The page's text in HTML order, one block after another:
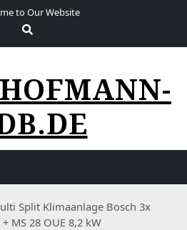
to Our Website
Split Klimaanlage Bosch 3x
MS 28 OUE 8,2 kW